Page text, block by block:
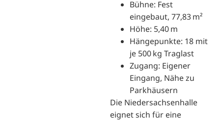
Bühne: Fest
eingebaut, 77,83 m²
Höhe: 5,40 m
Hängepunkte: 18 mit
je 500 kg Traglast
Zugang: Eigener
Eingang, Nähe zu
Parkhäusern
Die Niedersachsenhalle
eignet sich für eine